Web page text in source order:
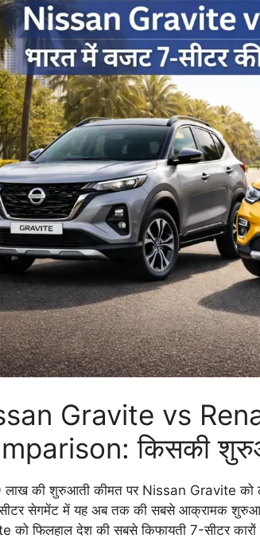
Gravite vs
किसकी
की शुरुआती कीमत पर Nissan Gravite को
सेगमेंट में यह अब तक की सबसे आक्रामक
को फिलहाल देश की सबसे किफायती 7-सीटर